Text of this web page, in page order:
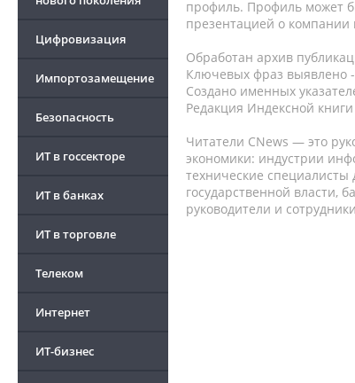
Цифровизация
Импортозамещение
Безопасность
ИТ в госсекторе
ИТ в банках
ИТ в торговле
Телеком
Интернет
ИТ-бизнес
профиль. Профиль может
презентацией о компании
Обработан архив
Ключевых фраз выявлено
Создано именных
Редакция Индексной
Читатели CNews — это
экономики: индустрии
технические
государственной власти,
руководители и